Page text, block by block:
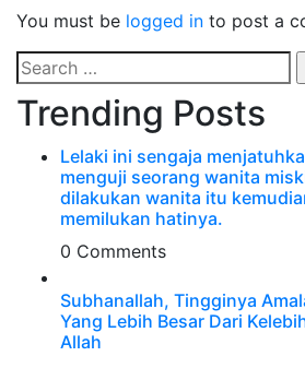
You must be logged in to post a
Search
for:
Trending Posts
Lelaki ini sengaja
menguji seorang wanita
dilakukan wanita itu
memilukan hatinya.
0 Comments
Subhanallah, Tingginya
Yang Lebih Besar Dari
Allah